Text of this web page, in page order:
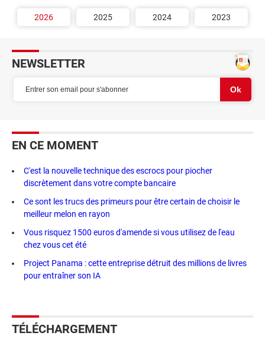
2026 2025 2024 2023
NEWSLETTER
EN CE MOMENT
C'est la nouvelle technique des escrocs pour piocher
discrètement dans votre compte bancaire
Ce sont les trucs des primeurs pour être certain de choisir le
meilleur melon en rayon
Vous risquez 1500 euros d'amende si vous utilisez de l'eau
chez vous cet été
Project Panama : cette entreprise détruit des millions de livres
pour entraîner son IA
TÉLÉCHARGEMENT